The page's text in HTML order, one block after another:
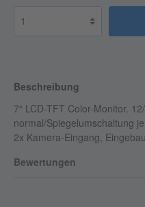
Beschreibung
7“ LCD-TFT Color-Monitor.
normal/Spiegelumschaltung
2x Kamera-Eingang,
Bewertungen